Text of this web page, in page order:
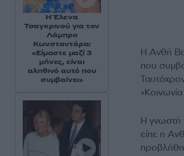
Η Ανθή
που
Η γνωστή
είπε η
Η Έλενα
Τσαγκρινού για τον
Λάμπρο
Κωνσταντάρα:
«Είμαστε μαζί 3
μήνες, είναι
αληθινό αυτό που
συμβαίνει»